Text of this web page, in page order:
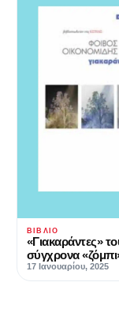
ΒΙΒΛΊΟ
«Γιακαράντες»
σύγχρονα
17 Ιανουαρίου, 2025